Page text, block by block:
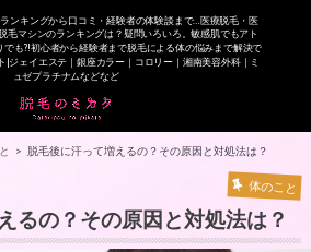
ランキングから口コミ・経験者の体験談まで…医療脱毛・医
毛マシンのランキングは？疑問いろいろ。敏感肌でもアト
でも?!初心者から経験者まで脱毛による体の悩みまで解決で
|ジェイエステ｜銀座カラー｜コロリー｜湘南美容外科｜ミ
ュゼプラチナムなどなど
脱毛後に汗って増えるの？その原因と対処法は？
体のこと
るの？その原因と対処法は？